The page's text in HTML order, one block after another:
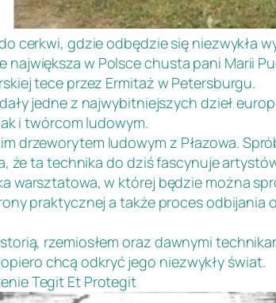
cerkwi, gdzie odbędzie się niezwykła
w Polsce chusta pani Marii
tece przez Ermitaż w Petersburgu.
jedne z najwybitniejszych dzieł
i twórcom ludowym.
drzeworytem ludowym z Płazowa.
że ta technika do dziś fascynuje
warsztatowa, w której będzie można
praktycznej a także proces odbijania
rzemiosłem oraz dawnymi
chcą odkryć jego niezwykły świat.
Tegit Et Protegit